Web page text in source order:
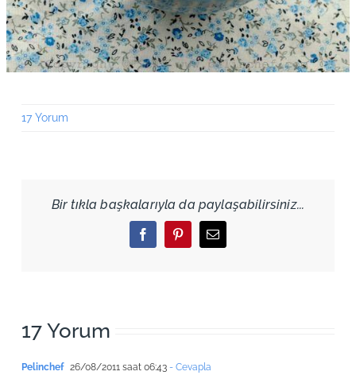
17 Yorum
Bir tıkla başkalarıyla da paylaşabilirsiniz...
FacebookPinterestEmail
17 Yorum
Pelinchef 26/08/2011 saat 06:43- Cevapla